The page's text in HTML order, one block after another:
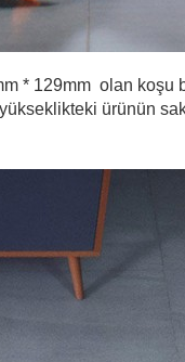
* 129mm olan koşu
ürünün